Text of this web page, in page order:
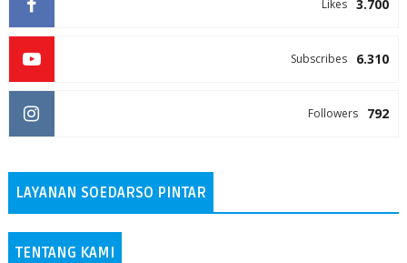
3.700
Likes
6.310
Subscribes
792
Followers
LAYANAN SOEDARSO PINTAR
TENTANG KAMI